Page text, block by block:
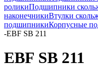
роликиПодшипники
наконечникиВтулки
подшипникиКорпусные
-EBF SB 211
EBF SB 211